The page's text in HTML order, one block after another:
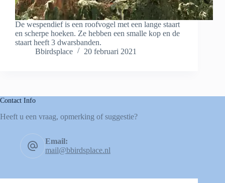
De wespendief is een roofvogel met een lange staart
en scherpe hoeken. Ze hebben een smalle kop en de
staart heeft 3 dwarsbanden.
Bbirdsplace
20 februari 2021
Contact Info
Heeft u een vraag, opmerking of suggestie?
Email:
mail@bbirdsplace.nl